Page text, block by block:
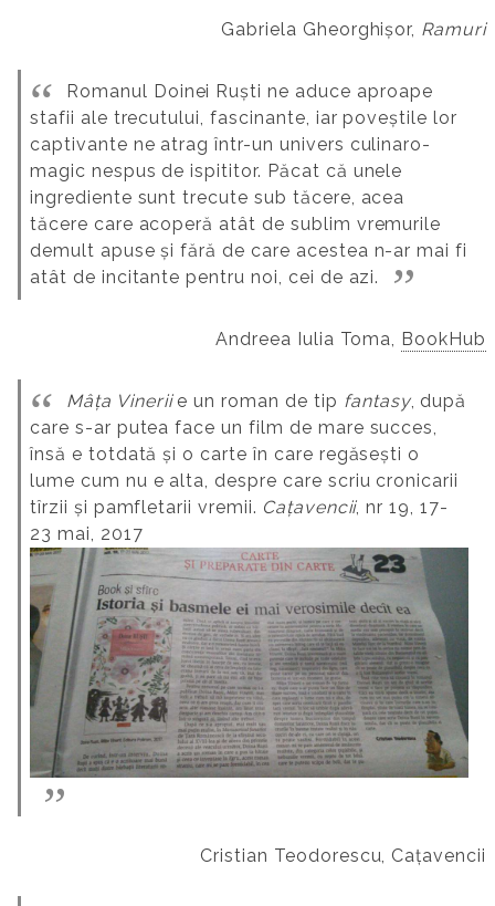
Gabriela Gheorghișor, Ramuri
Romanul Doinei Ruști ne aduce aproape
stafii ale trecutului, fascinante, iar poveștile lor
captivante ne atrag într-un univers culinaro-
magic nespus de ispititor. Păcat că unele
ingrediente sunt trecute sub tăcere, acea
tăcere care acoperă atât de sublim vremurile
demult apuse și fără de care acestea n-ar mai fi
atât de incitante pentru noi, cei de azi.
Andreea Iulia Toma, BookHub
Mâța Vineriie un roman de tip fantasy, după
care s-ar putea face un film de mare succes,
însă e totdată și o carte în care regăsești o
lume cum nu e alta, despre care scriu cronicarii
tîrzii și pamfletarii vremii. Cațavencii, nr 19, 17-
23 mai, 2017
Cristian Teodorescu, Cațavencii